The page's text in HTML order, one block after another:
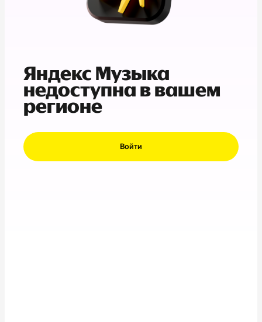
Яндекс Музыка
недоступна в вашем
регионе
Войти